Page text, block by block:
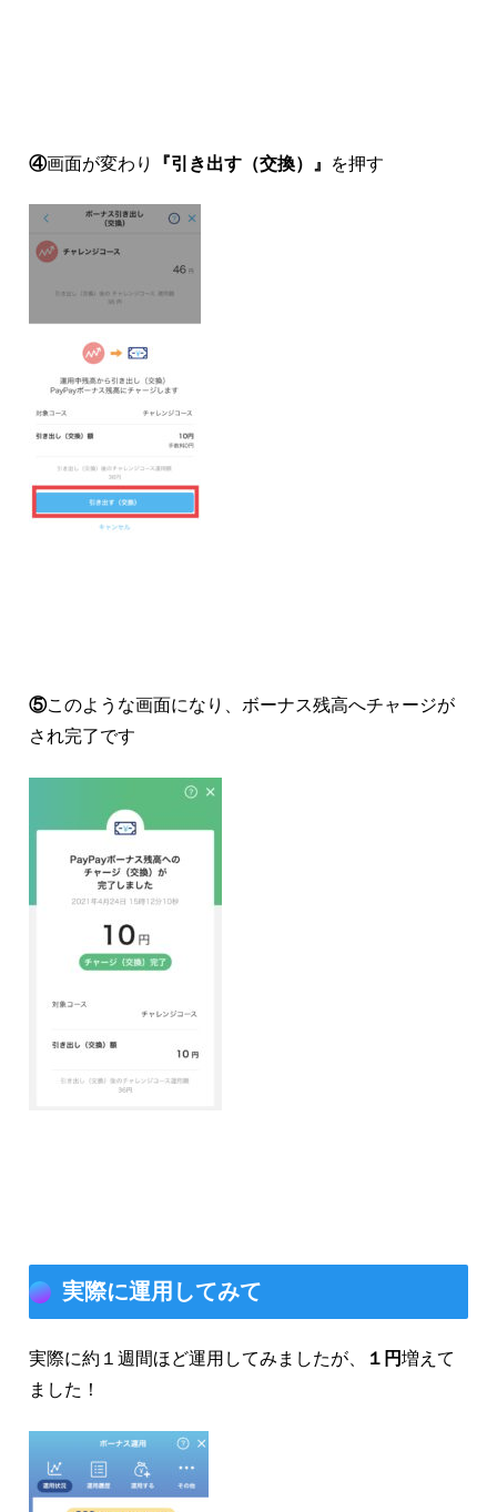
④画面が変わり 『引き出す（交換）』 を押す
⑤このような画面になり、ボーナス残高へチャージが
され完了です
実際に運用してみて
実際に約１週間ほど運用してみましたが、 １円増えて
ました！